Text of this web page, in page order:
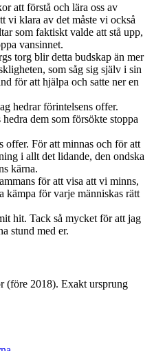
att förstå och lära oss av
vi klara av det måste vi också
som faktiskt valde att stå upp,
vansinnet.
torg blir detta budskap än mer
som såg sig själv i sin
för att hjälpa och satte ner en
hedrar förintelsens offer.
dem som försökte stoppa
offer. För att minnas och för att
i allt det lidande, den ondska
kärna.
för att visa att vi minns,
kämpa för varje människas rätt
hit. Tack så mycket för att jag
stund med er.
(före 2018). Exakt ursprung